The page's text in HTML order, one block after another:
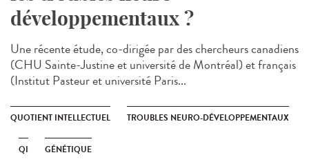
développementaux ?
Une récente étude, co-dirigée par des chercheurs canadiens
(CHU Sainte-Justine et université de Montréal) et français
(Institut Pasteur et université Paris...
QUOTIENT INTELLECTUEL TROUBLES NEURO-DÉVELOPPEMENTAUX
QI GÉNÉTIQUE